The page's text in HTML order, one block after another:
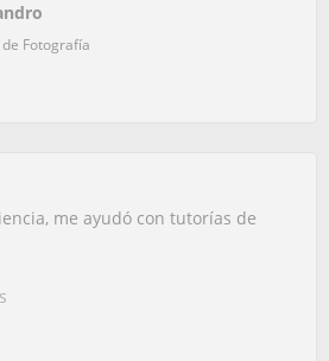
Fotografía
me ayudó con tutorías de